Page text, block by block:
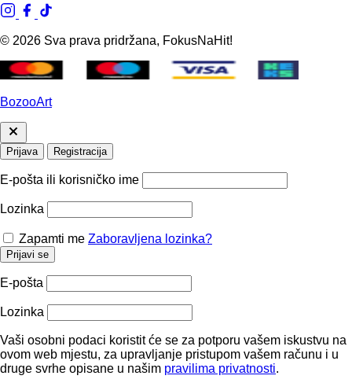
© 2026 Sva prava pridržana, FokusNaHit!
BozooArt
Prijava Registracija
E-pošta ili korisničko ime
Lozinka
Zapamti me Zaboravljena lozinka?
Prijavi se
E-pošta
Lozinka
Vaši osobni podaci koristit će se za potporu vašem iskustvu na
ovom web mjestu, za upravljanje pristupom vašem računu i u
druge svrhe opisane u našim pravilima privatnosti.